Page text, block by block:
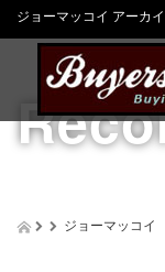
ジョーマッコイ アーカ
ジョーマッコイ